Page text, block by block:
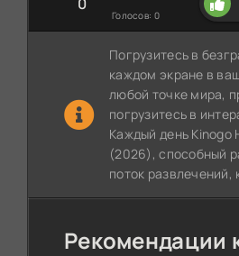
Голосов: 0
Погрузитесь в
каждом экране в
любой точке мира,
погрузитесь в
Каждый день Kinogo
(2026), способный
поток развлечений,
Рекомендации